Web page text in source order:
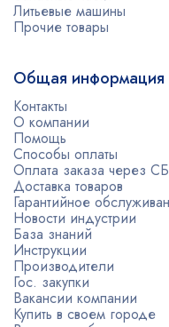
Литьевые машины
Прочие товары
Общая информация
Контакты
О компании
Помощь
Способы оплаты
Оплата заказа через
Доставка товаров
Гарантийное
Новости индустрии
База знаний
Инструкции
Производители
Гос. закупки
Вакансии компании
Купить в своем городе